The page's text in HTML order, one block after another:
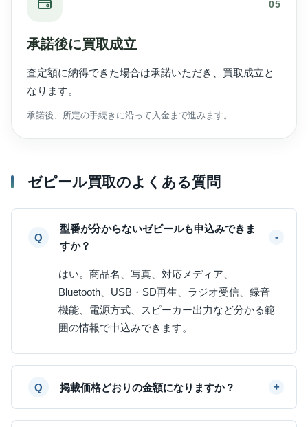
05
承諾後に買取成立
査定額に納得できた場合は承諾いただき、買取成立と
なります。
承諾後、所定の手続きに沿って入金まで進みます。
ゼピール買取のよくある質問
型番が分からないゼピールも申込みできま
すか？
はい。商品名、写真、対応メディア、
Bluetooth、USB・SD再生、ラジオ受信、録音
機能、電源方式、スピーカー出力など分かる範
囲の情報で申込みできます。
掲載価格どおりの金額になりますか？